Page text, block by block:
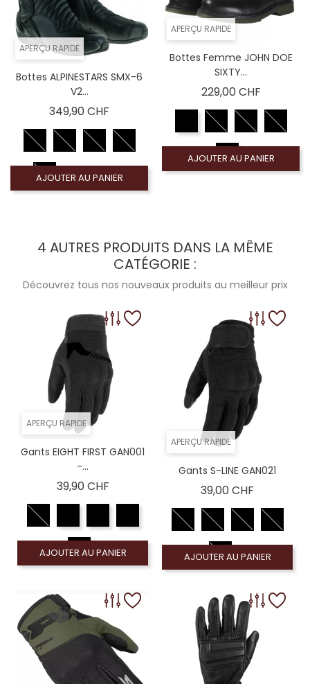
APERÇU RAPIDE
Bottes ALPINESTARS SMX-6
V2...
349,90 CHF
AJOUTER AU PANIER
APERÇU RAPIDE
Bottes Femme JOHN DOE
SIXTY...
229,00 CHFPrix
AJOUTER AU PANIER
4 AUTRES PRODUITS DANS LA MÊME
CATÉGORIE :
Découvrez tous nos nouveaux produits au meilleur prix
APERÇU RAPIDE
Gants EIGHT FIRST GAN001
-...
39,90 CHFPrix
AJOUTER AU PANIER
APERÇU RAPIDE
Gants S-LINE GAN021
39,00 CHF
AJOUTER AU PANIER